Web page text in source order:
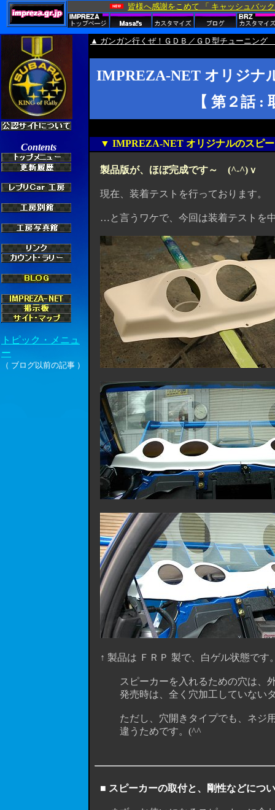
▲ ガンガン行くぜ！ＧＤＢ／ＧＤ型チューニン
IMPREZA-NET オリジナ
【 第２話
▼ IMPREZA-NET オリジナルのスピー
製品版が、ほぼ完成です～ (^-^)ｖ
現在、装着テストを行っております。
…と言うワケで、今回は装着テストを
↑ 製品は ＦＲＰ 製で、白ゲル状態で
スピーカーを入れるための穴は、外
発売時は、全く穴加工していないタ
ただし、穴開きタイプでも、ネジ用
違うためです。(^^ゞ
■ スピーカーの取付と、剛性などにつ